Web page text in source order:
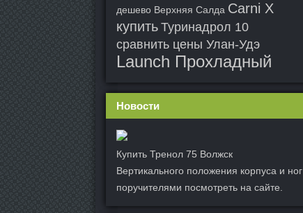
дешево Верхняя Салда Carni X
купить Туринадрол 10
сравнить цены Улан-Удэ
Launch Прохладный
Новости
Купить Тренол 75 Волжск
Вертикального положения корпуса и ног
поручителями посмотреть на сайте.